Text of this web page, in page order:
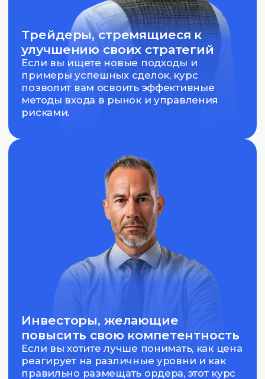
Интерес к анализу
Участникам нужно иметь желание изучать
имбаланс и ликвидность, а также другие
концепции, связанные с движением цены
и трендами.
Открытость к новым методам
Курс позволит использовать различные
готовым к экспериментам и новым подходам.
Преподаватель
Преподаватели Capital Skills